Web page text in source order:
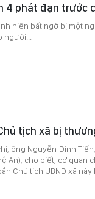
4 phát đạn trước
niên bất ngờ bị một
tịch xã bị
ông Nguyễn Đình
An), cho biết, cơ quan
Chủ tịch UBND xã này